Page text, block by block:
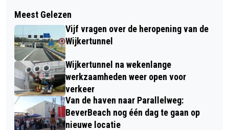
ONDERZOEK NAAR VLEERMUIZEN,
HUISMUSSEN EN ZWALUWEN MOET
WONINGISOLATIE IN BEVERWIJK
EENVOUDIGER MAKEN
ORANJE TEGEN MAROKKO OPNIEUW
NA STRAFSCHOPPEN
UITGESCHAKELD OP WK
Meest Gelezen
Vijf vragen over de heropening van de
Wijkertunnel
Wijkertunnel na wekenlange
werkzaamheden weer open voor
verkeer
Van de haven naar Parallelweg:
BeverBeach nog één dag te gaan op
nieuwe locatie